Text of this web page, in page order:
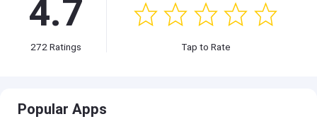
4.7
272 Ratings Tap to Rate
Popular Apps